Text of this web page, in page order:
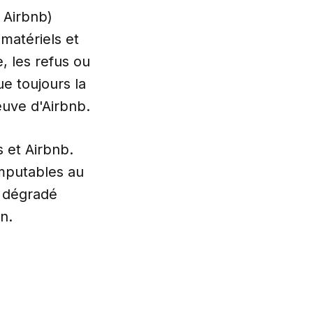
et
les refus ou
toujours la
d'Airbnb.
et Airbnb.
au